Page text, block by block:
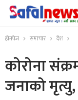
होमपेज समाचार देश
कोरोना
जनाको